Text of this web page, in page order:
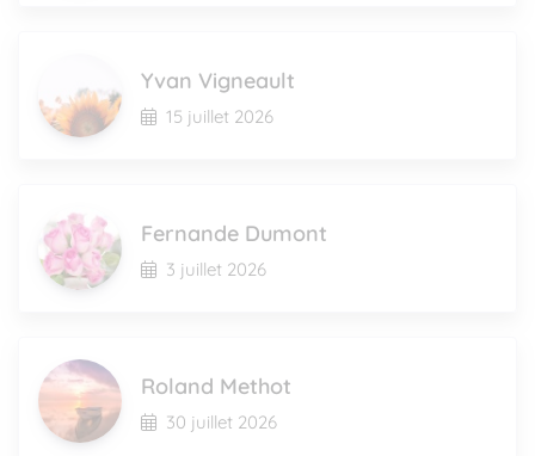
Yvan Vigneault
15 juillet 2026
Fernande Dumont
3 juillet 2026
Roland Methot
30 juillet 2026